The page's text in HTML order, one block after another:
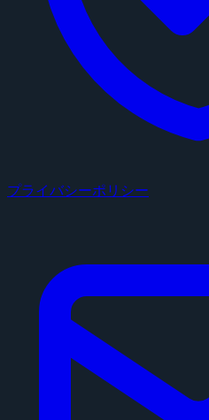
プライバシーポリシー